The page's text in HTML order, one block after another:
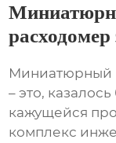
расходомер
Миниатюрный
– это,
кажущейся
комплекс